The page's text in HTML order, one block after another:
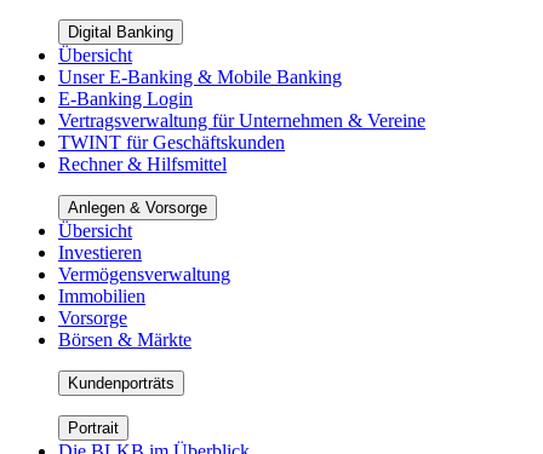
Digital Banking
Übersicht
Unser E-Banking & Mobile Banking
E-Banking Login
Vertragsverwaltung für Unternehmen & Vereine
TWINT für Geschäftskunden
Rechner & Hilfsmittel
Anlegen & Vorsorge
Übersicht
Investieren
Vermögensverwaltung
Immobilien
Vorsorge
Börsen & Märkte
Kundenporträts
Portrait